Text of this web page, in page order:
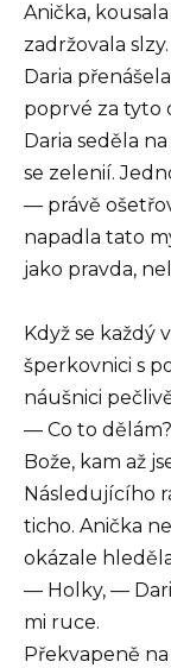
Anička,
zadržovala slzy.
Daria
poprvé za tyto
Daria seděla
se zelenií.
— právě
napadla tato
jako pravda,
Když se každý
šperkovnici s
náušnici
— Co to
Bože, kam až
Následujícího
ticho. Anička
okázale
— Holky, —
mi ruce.
Překvapeně